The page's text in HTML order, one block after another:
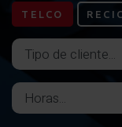
TELCO
Tipo de cliente
Horas del curso